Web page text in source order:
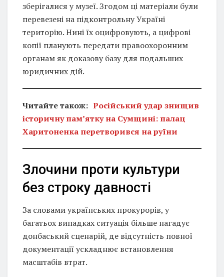
зберігалися у музеї. Згодом ці матеріали були
перевезені на підконтрольну Україні
територію. Нині їх оцифровують, а цифрові
копії планують передати правоохоронним
органам як доказову базу для подальших
юридичних дій.
Читайте також: Російський удар знищив
історичну пам’ятку на Сумщині: палац
Харитоненка перетворився на руїни
Злочини проти культури
без строку давності
За словами українських прокурорів, у
багатьох випадках ситуація більше нагадує
донбаський сценарій, де відсутність повної
документації ускладнює встановлення
масштабів втрат.